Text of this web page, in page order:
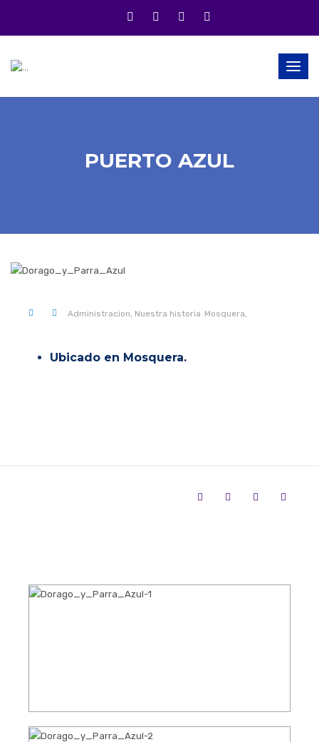
PUERTO AZUL
Administracion, Nuestra historia Mosquera,
Ubicado en Mosquera.